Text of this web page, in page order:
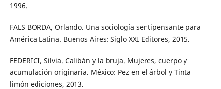
1996.
FALS BORDA, Orlando. Una sociología sentipensante para
América Latina. Buenos Aires: Siglo XXI Editores, 2015.
FEDERICI, Silvia. Calibán y la bruja. Mujeres, cuerpo y
acumulación originaria. México: Pez en el árbol y Tinta
limón ediciones, 2013.